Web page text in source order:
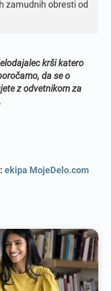
zamudnih obresti od
krši katero
da se o
z odvetnikom za
ekipa MojeDelo.com